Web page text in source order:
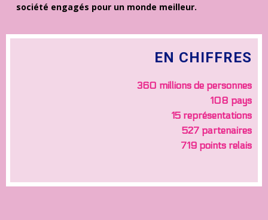
société engagés pour un monde meilleur.
EN CHIF​FRES
360 millions de personnes
108 pays
15 représentations
527 partenaires
719 points relais